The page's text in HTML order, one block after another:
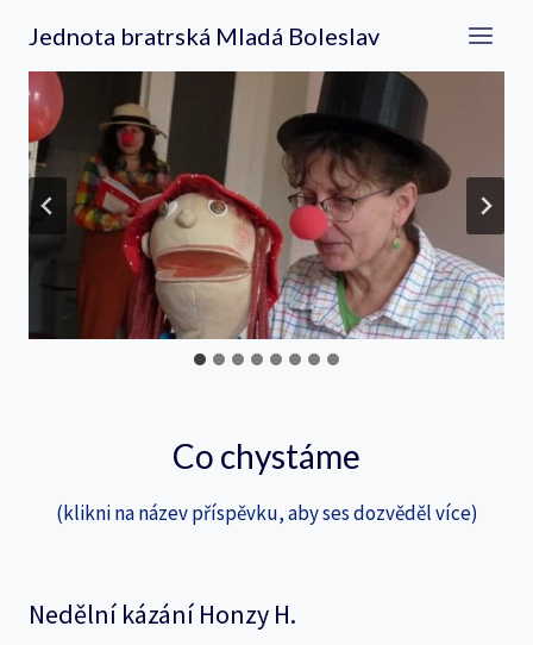
obsah
Jednota bratrská Mladá Boleslav
Co chystáme
(klikni na název příspěvku, aby ses dozvěděl více)
Nedělní kázání Honzy H.